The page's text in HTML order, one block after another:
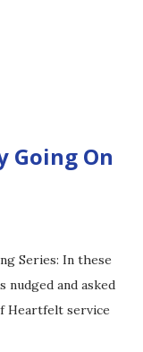
Going On
Series: In these
nudged and asked
Heartfelt service